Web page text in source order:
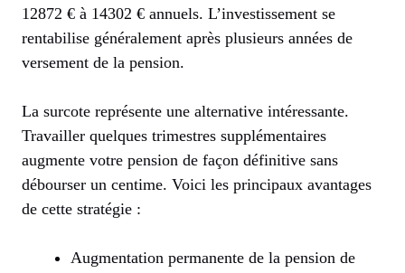
12872 € à 14302 € annuels. L’investissement se
rentabilise généralement après plusieurs années de
versement de la pension.
La surcote représente une alternative intéressante.
Travailler quelques trimestres supplémentaires
augmente votre pension de façon définitive sans
débourser un centime. Voici les principaux avantages
de cette stratégie :
Augmentation permanente de la pension de